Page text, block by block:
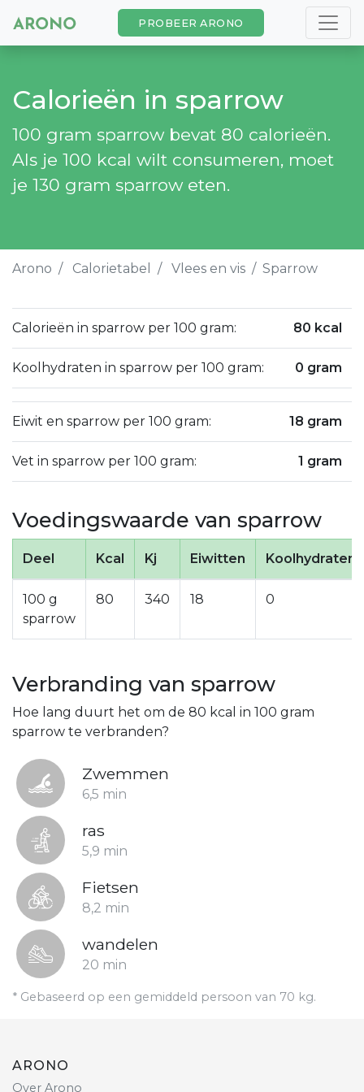
PROBEER ARONO
Calorieën in sparrow
100 gram sparrow bevat 80 calorieën.
Als je 100 kcal wilt consumeren, moet
je 130 gram sparrow eten.
Arono Calorietabel Vlees en vis Sparrow
Calorieën in sparrow per 100 gram: 80 kcal
Koolhydraten in sparrow per 100 gram: 0 gram
Eiwit en sparrow per 100 gram: 18 gram
Vet in sparrow per 100 gram: 1 gram
Voedingswaarde van sparrow
Deel Kcal Kj Eiwitten Koolhydraten
100 g
sparrow
80 340 18 0
Verbranding van sparrow
Hoe lang duurt het om de 80 kcal in 100 gram
sparrow te verbranden?
Zwemmen
6,5 min
ras
5,9 min
Fietsen
8,2 min
wandelen
20 min
* Gebaseerd op een gemiddeld persoon van 70 kg.
ARONO
Over Arono